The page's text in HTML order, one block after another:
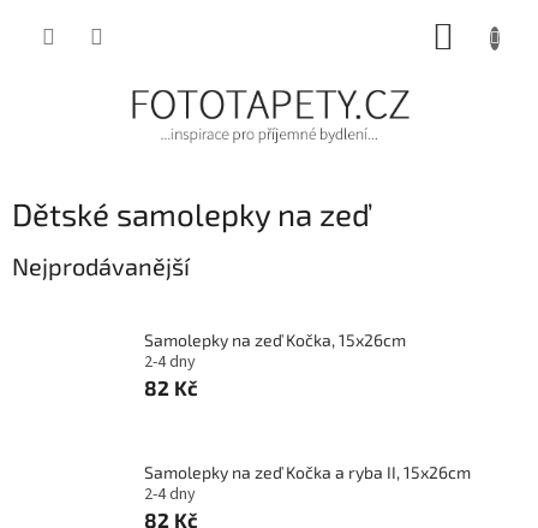
Dětské samolepky na zeď
Nejprodávanější
Samolepky na zeď Kočka, 15x26cm
2-4 dny
82 Kč
Samolepky na zeď Kočka a ryba II, 15x26cm
2-4 dny
82 Kč